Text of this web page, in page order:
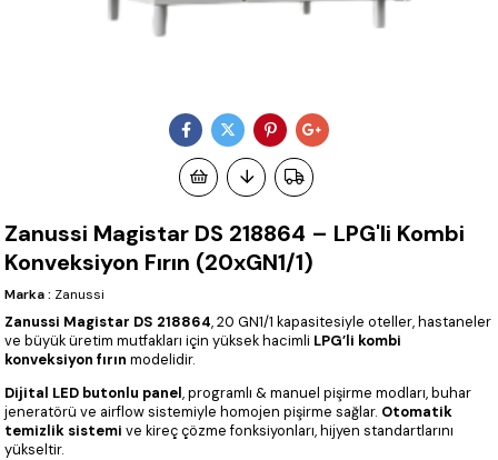
Zanussi Magistar DS 218864 – LPG'li Kombi
Konveksiyon Fırın (20xGN1/1)
Marka : Zanussi
Zanussi Magistar DS 218864, 20 GN1/1 kapasitesiyle oteller, hastaneler
ve büyük üretim mutfakları için yüksek hacimli LPG’li kombi
konveksiyon fırın modelidir.
Dijital LED butonlu panel, programlı & manuel pişirme modları, buhar
jeneratörü ve airflow sistemiyle homojen pişirme sağlar. Otomatik
temizlik sistemi ve kireç çözme fonksiyonları, hijyen standartlarını
yükseltir.